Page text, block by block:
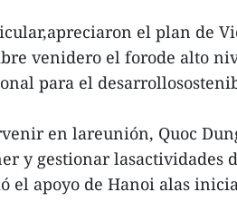
el plan de
venidero el forode alto
para el
en lareunión, Quoc
y gestionar lasactividades
el apoyo de Hanoi alas